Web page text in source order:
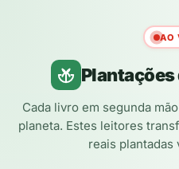
AO
Cada livro em segunda
planeta. Estes leitores
reais plantadas